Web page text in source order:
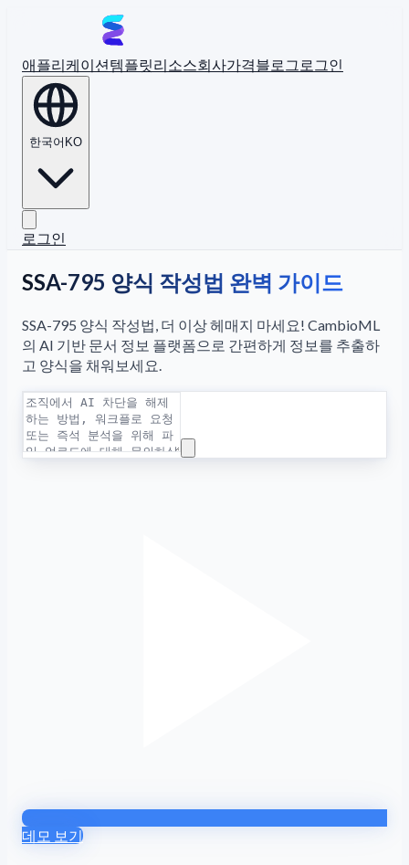
애플리케이션템플릿리소스회사가격블로그 로그인
한국어 KO
로그인
SSA-795 양식 작성법 완벽 가이드
SSA-795 양식 작성법, 더 이상 헤매지 마세요! CambioML
의 AI 기반 문서 정보 플랫폼으로 간편하게 정보를 추출하
고 양식을 채워보세요.
데모 보기